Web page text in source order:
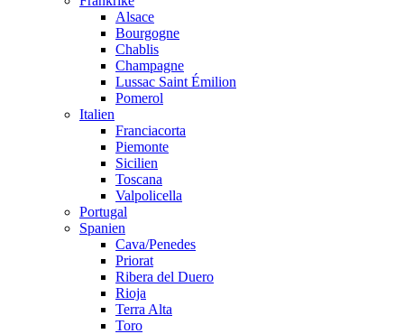
Alsace
Bourgogne
Chablis
Champagne
Lussac Saint Émilion
Pomerol
Italien
Franciacorta
Piemonte
Sicilien
Toscana
Valpolicella
Portugal
Spanien
Cava/Penedes
Priorat
Ribera del Duero
Rioja
Terra Alta
Toro